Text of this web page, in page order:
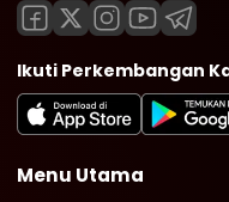
Ikuti Perkembangan
Menu Utama